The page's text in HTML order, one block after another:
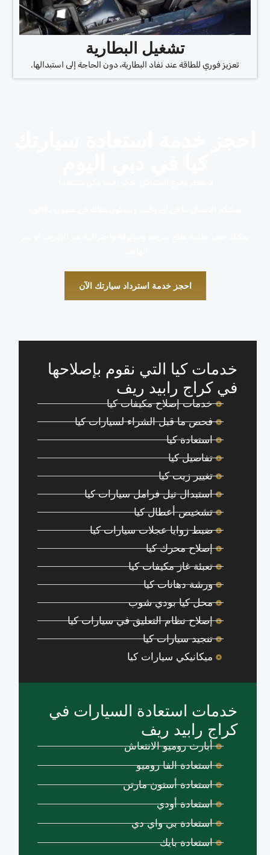
تشغيل البطارية
تعزيز فوري للطاقة عند نفاد البطارية، دون الحاجة إلى استبدالها.
احجز خدمة استرداد سيارتك الآن
خدمات كيا التي نقوم بإصلاحها
في كراج رابيد ريف
خدمات إصلاح مكيفات كيا
فحص ما قبل الشراء لسيارات كيا
استعادة كيا
تفاصيل كيا
تغيير زيت كيا
استبدال تيل فرامل سيارات كيا
تشخيص أعطال كيا
ضبط زوايا عجلات سيارات كيا
إصلاح محرك كيا
تعبئة غاز مكيفات كيا
ورشة دهانات كيا
محل كيا بودي شوب
إصلاح نظام التعليق في سيارات كيا
تنجيد سيارات كيا
ميكانيكي سيارات كيا
خدمات استعادة السيارات في
كراج رابيد ريف
أبارث روميو الانتعاش
استعادة الفا روميو
استعادة أستون مارتن
استعادة أودي
استعادة بي واي دي
استعادة بايك